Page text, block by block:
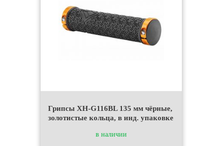
Грипсы XH-G116BL 135 мм чёрные,
золотистые кольца, в инд. упаковке
в наличии